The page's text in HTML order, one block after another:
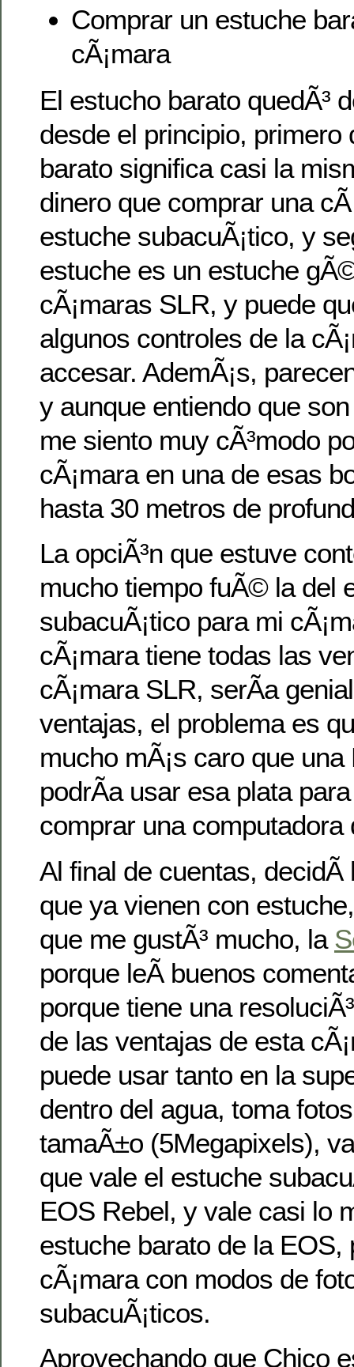
Comprar un estuche
cÃ¡mara
El estucho barato quedÃ³
desde el principio, primero
barato significa casi la
dinero que comprar una
estuche subacuÃ¡tico, y
estuche es un estuche
cÃ¡maras SLR, y puede
algunos controles de la
accesar. AdemÃ¡s,
y aunque entiendo que
me siento muy cÃ³modo
cÃ¡mara en una de esas
hasta 30 metros de
La opciÃ³n que estuve
mucho tiempo fuÃ© la del
subacuÃ¡tico para mi
cÃ¡mara tiene todas las
cÃ¡mara SLR, serÃ­a
ventajas, el problema es
mucho mÃ¡s caro que
podrÃ­a usar esa plata
comprar una computadora
Al final de cuentas, decidÃ­
que ya vienen con
que me gustÃ³ mucho, la
porque leÃ­ buenos
porque tiene una
de las ventajas de esta
puede usar tanto en la
dentro del agua, toma
tamaÃ±o (5Megapixels),
que vale el estuche
EOS Rebel, y vale casi lo
estuche barato de la EOS,
cÃ¡mara con modos de
subacuÃ¡ticos.
Aprovechando que Chico